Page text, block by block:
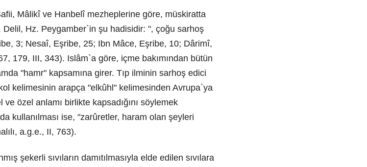
Mâlikî ve Hanbelî mezheplerine göre, müskiratta
Delil, Hz. Peygamber`in şu hadisidir: ", çoğu sarhoş
3; Nesaî, Eşribe, 25; Ibn Mâce, Eşribe, 10; Dârimî,
179, III, 343). Islâm`a göre, içme bakımından bütün
"hamr" kapsamına girer. Tıp ilminin sarhoş edici
kelimesinin arapça "elkûhl" kelimesinden Avrupa`ya
özel anlamı birlikte kapsadığını söylemek
kullanılması ise, "zarûretler, haram olan şeyleri
a.g.e., II, 763).
şekerli sıvıların damıtılmasıyla elde edilen sıvılara